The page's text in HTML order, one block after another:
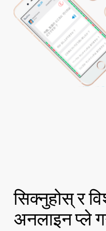
सिक्नुहोस् र
अनलाइन प्ले